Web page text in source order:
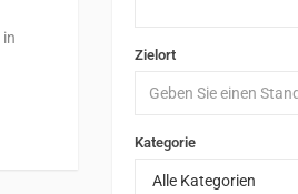
in
Zielort
Kategorie
Alle Kategorien